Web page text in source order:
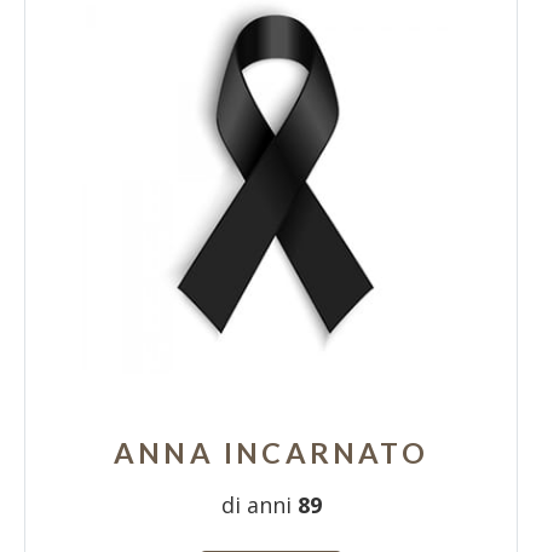
ANNA INCARNATO
di anni 89